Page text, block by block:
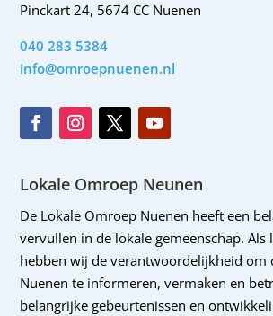
Pinckart 24, 5674 CC Nuenen
040 283 5384
info@omroepnuenen.nl
Lokale Omroep Neunen
De Lokale Omroep Nuenen heeft een
vervullen in de lokale gemeenschap.
hebben wij de verantwoordelijkheid om
Nuenen te informeren, vermaken en
belangrijke gebeurtenissen en